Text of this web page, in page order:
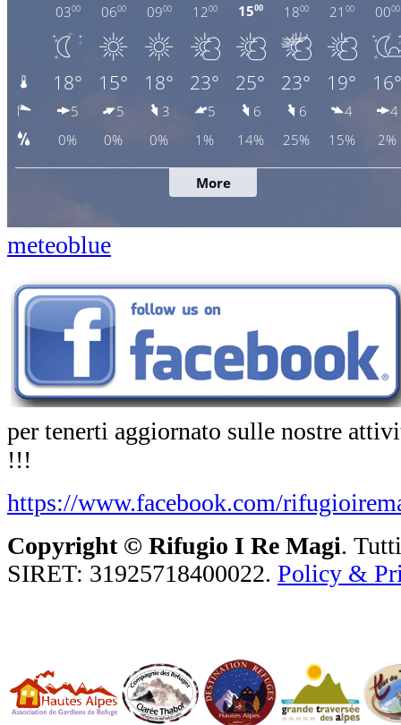
meteoblue
per tenerti aggiornato sulle nostre
!!!
https://www.facebook.com/
Copyright © Rifugio I Re Magi.
SIRET: 31925718400022. Policy &